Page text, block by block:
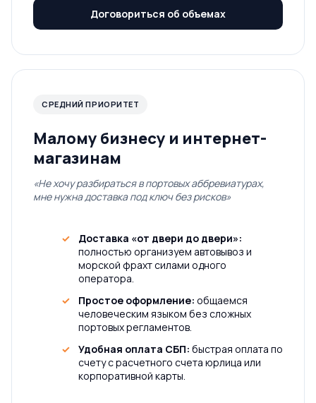
Договориться об объемах
СРЕДНИЙ ПРИОРИТЕТ
Малому бизнесу и интернет-
магазинам
«Не хочу разбираться в портовых аббревиатурах,
мне нужна доставка под ключ без рисков»
Доставка «от двери до двери»:
полностью организуем автовывоз и
морской фрахт силами одного
оператора.
Простое оформление: общаемся
человеческим языком без сложных
портовых регламентов.
Удобная оплата СБП: быстрая оплата по
счету с расчетного счета юрлица или
корпоративной карты.